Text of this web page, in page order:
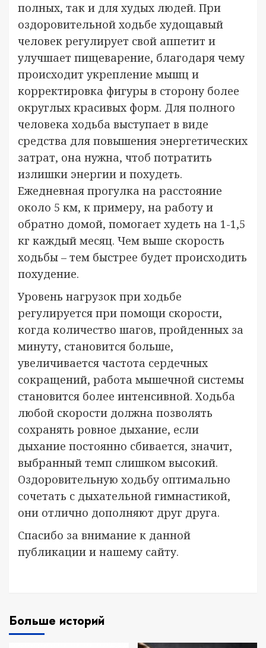
полных, так и для худых людей. При
оздоровительной ходьбе худощавый
человек регулирует свой аппетит и
улучшает пищеварение, благодаря чему
происходит укрепление мышц и
корректировка фигуры в сторону более
округлых красивых форм. Для полного
человека ходьба выступает в виде
средства для повышения энергетических
затрат, она нужна, чтоб потратить
излишки энергии и похудеть.
Ежедневная прогулка на расстояние
около 5 км, к примеру, на работу и
обратно домой, помогает худеть на 1-1,5
кг каждый месяц. Чем выше скорость
ходьбы – тем быстрее будет происходить
похудение.
Уровень нагрузок при ходьбе
регулируется при помощи скорости,
когда количество шагов, пройденных за
минуту, становится больше,
увеличивается частота сердечных
сокращений, работа мышечной системы
становится более интенсивной. Ходьба
любой скорости должна позволять
сохранять ровное дыхание, если
дыхание постоянно сбивается, значит,
выбранный темп слишком высокий.
Оздоровительную ходьбу оптимально
сочетать с дыхательной гимнастикой,
они отлично дополняют друг друга.
Спасибо за внимание к данной
публикации и нашему сайту.
Больше историй